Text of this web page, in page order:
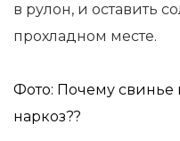
в рулон, и оставить
прохладном месте.
Фото: Почему свинье
наркоз??